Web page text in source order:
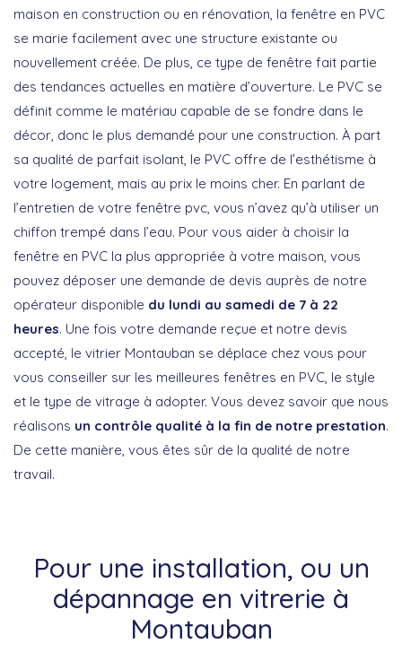
maison en construction ou en rénovation, la fenêtre en PVC
se marie facilement avec une structure existante ou
nouvellement créée. De plus, ce type de fenêtre fait partie
des tendances actuelles en matière d’ouverture. Le PVC se
définit comme le matériau capable de se fondre dans le
décor, donc le plus demandé pour une construction. À part
sa qualité de parfait isolant, le PVC offre de l’esthétisme à
votre logement, mais au prix le moins cher. En parlant de
l’entretien de votre fenêtre pvc, vous n’avez qu’à utiliser un
chiffon trempé dans l’eau. Pour vous aider à choisir la
fenêtre en PVC la plus appropriée à votre maison, vous
pouvez déposer une demande de devis auprès de notre
opérateur disponible du lundi au samedi de 7 à 22
heures. Une fois votre demande reçue et notre devis
accepté, le vitrier Montauban se déplace chez vous pour
vous conseiller sur les meilleures fenêtres en PVC, le style
et le type de vitrage à adopter. Vous devez savoir que nous
réalisons un contrôle qualité à la fin de notre prestation.
De cette manière, vous êtes sûr de la qualité de notre
travail.
Pour une installation, ou un
dépannage en vitrerie à
Montauban